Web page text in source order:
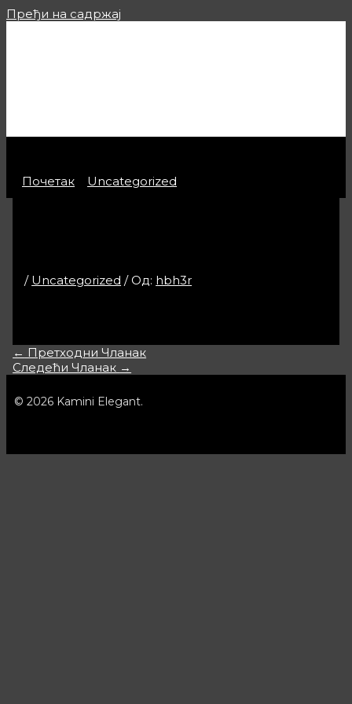
Пређи на садржај
Почетак Uncategorized
/ Uncategorized / Од: hbh3r
← Претходни Чланак
Следећи Чланак →
© 2026 Kamini Elegant.